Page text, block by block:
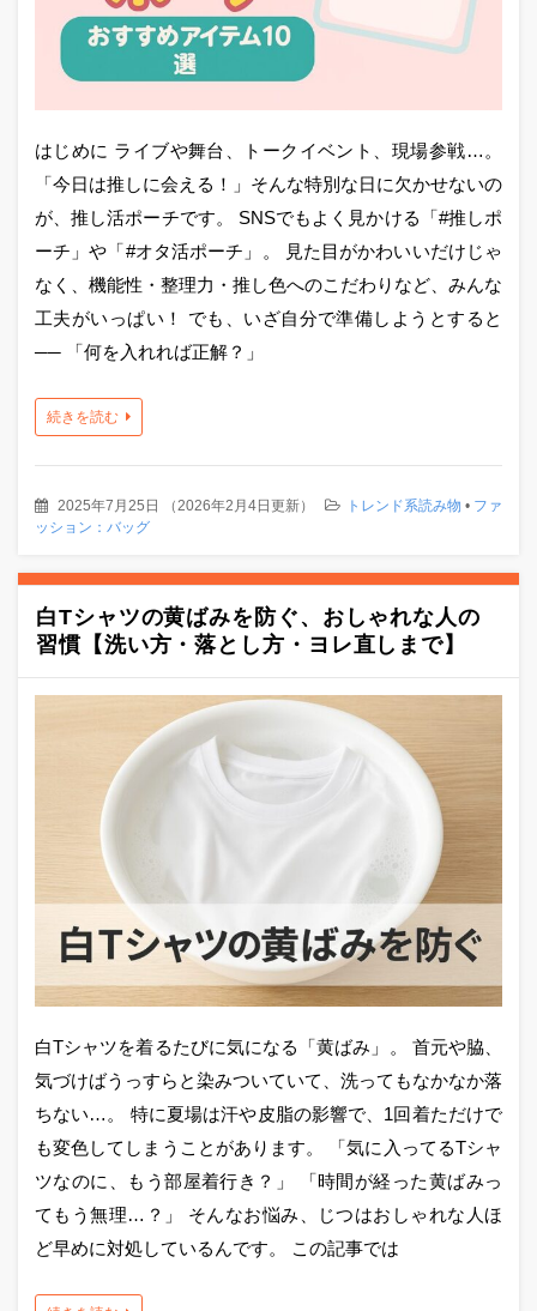
はじめに ライブや舞台、トークイベント、現場参戦…。
「今日は推しに会える！」そんな特別な日に欠かせないの
が、推し活ポーチです。 SNSでもよく見かける「#推しポ
ーチ」や「#オタ活ポーチ」。 見た目がかわいいだけじゃ
なく、機能性・整理力・推し色へのこだわりなど、みんな
工夫がいっぱい！ でも、いざ自分で準備しようとすると
── 「何を入れれば正解？」
続きを読む
2025年7月25日 （2026年2月4日更新） トレンド系読み物 • ファ
ッション：バッグ
白Tシャツの黄ばみを防ぐ、おしゃれな人の
習慣【洗い方・落とし方・ヨレ直しまで】
白Tシャツを着るたびに気になる「黄ばみ」。 首元や脇、
気づけばうっすらと染みついていて、洗ってもなかなか落
ちない…。 特に夏場は汗や皮脂の影響で、1回着ただけで
も変色してしまうことがあります。 「気に入ってるTシャ
ツなのに、もう部屋着行き？」 「時間が経った黄ばみっ
てもう無理…？」 そんなお悩み、じつはおしゃれな人ほ
ど早めに対処しているんです。 この記事では